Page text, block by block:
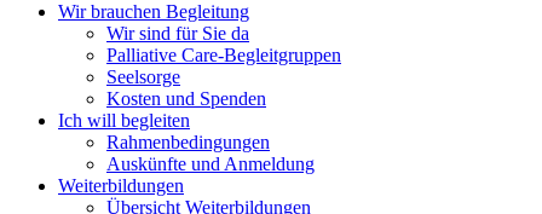
Wir brauchen Begleitung
Wir sind für Sie da
Palliative Care-Begleitgruppen
Seelsorge
Kosten und Spenden
Ich will begleiten
Rahmenbedingungen
Auskünfte und Anmeldung
Weiterbildungen
Übersicht Weiterbildungen